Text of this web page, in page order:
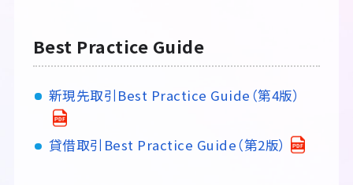
Best Practice Guide
新現先取引Best Practice Guide（第4版）
貸借取引Best Practice Guide（第2版）